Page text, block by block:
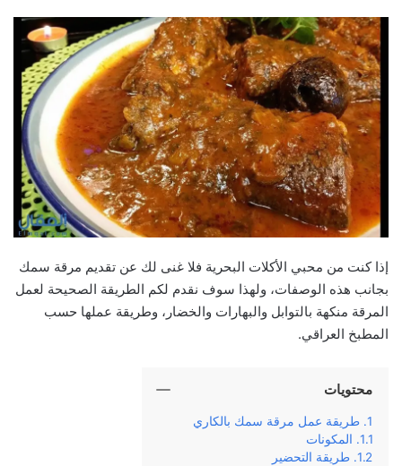
إذا كنت من محبي الأكلات البحرية فلا غنى لك عن تقديم مرقة سمك
بجانب هذه الوصفات، ولهذا سوف نقدم لكم الطريقة الصحيحة لعمل
المرقة منكهة بالتوابل والبهارات والخضار، وطريقة عملها حسب
المطبخ العراقي.
محتويات
طريقة عمل مرقة سمك بالكاري
المكونات
طريقة التحضير